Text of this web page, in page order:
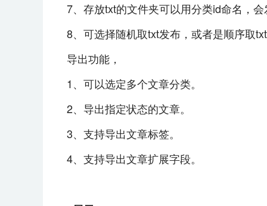
7、存放txt的文件夹可以用分类id命名，
8、可选择随机取txt发布，或者是顺序取
导出功能，
1、可以选定多个文章分类。
2、导出指定状态的文章。
3、支持导出文章标签。
4、支持导出文章扩展字段。